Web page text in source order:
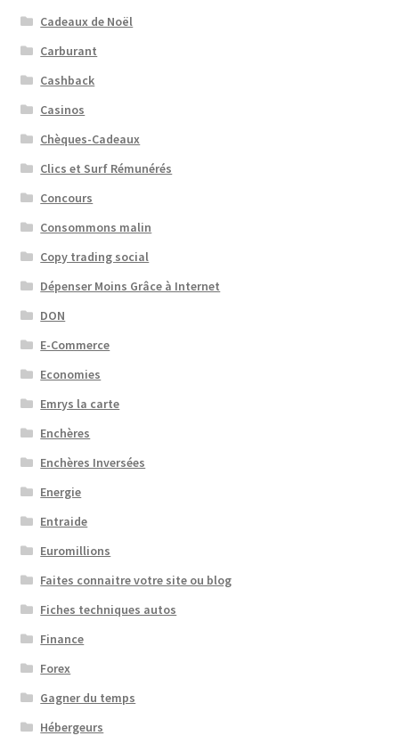
Cadeaux de Noël
Carburant
Cashback
Casinos
Chèques-Cadeaux
Clics et Surf Rémunérés
Concours
Consommons malin
Copy trading social
Dépenser Moins Grâce à Internet
DON
E-Commerce
Economies
Emrys la carte
Enchères
Enchères Inversées
Energie
Entraide
Euromillions
Faites connaitre votre site ou blog
Fiches techniques autos
Finance
Forex
Gagner du temps
Hébergeurs